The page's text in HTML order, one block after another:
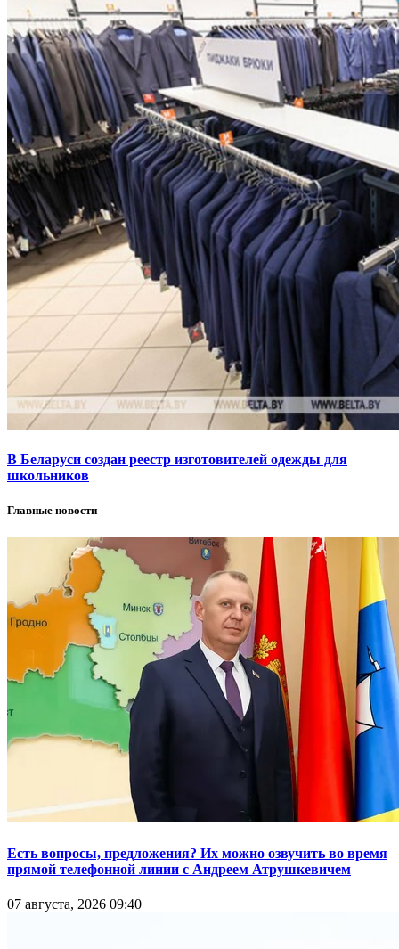
В Беларуси создан реестр изготовителей одежды для
школьников
Главные новости
Есть вопросы, предложения? Их можно озвучить во время
прямой телефонной линии с Андреем Атрушкевичем
07 августа, 2026 09:40